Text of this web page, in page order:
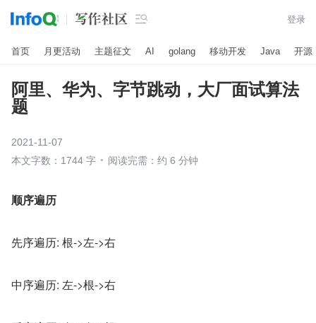
 登录
首页 月更活动 主题征文 AI golang 移动开发 Java 开源
阿里、华为、字节跳动，大厂面试算法
题
2021-11-07
本文字数：1744 字
阅读完需：约 6 分钟
顺序遍历
先序遍历: 根->左->右
中序遍历: 左->根->右